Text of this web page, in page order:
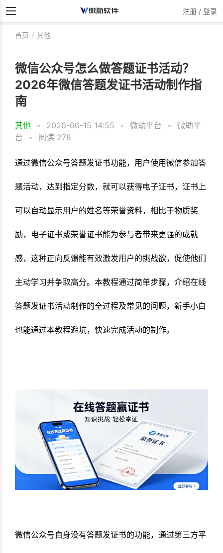
注册 / 登录
首页 其他
微信公众号怎么做答题证书活动？
2026年微信答题发证书活动制作指
南
其他 • 2026-06-15 14:55 • 微助平台 •
微助平
台
• 阅读 278
通过微信公众号答题发证书功能，用户使用微信参加答
题活动，达到指定分数，就可以获得电子证书，证书上
可以自动显示用户的姓名等荣誉资料，相比于物质奖
励，电子证书或荣誉证书能为参与者带来更强的成就
感，这种正向反馈能有效激发用户的挑战欲，促使他们
主动学习并争取高分。本教程通过简单步骤，介绍在线
答题发证书活动制作的全过程及常见的问题，新手小白
也能通过本教程避坑，快速完成活动的制作。
微信公众号自身没有答题发证书的功能，通过第三方平